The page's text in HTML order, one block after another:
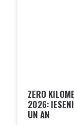
ZERO
2026:
UN AN